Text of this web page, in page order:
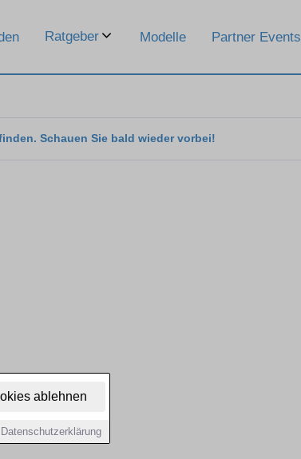
ablehnen
Datenschutzerklärung
Ratgeber Modelle Partner Events
Schauen Sie bald wieder vorbei!